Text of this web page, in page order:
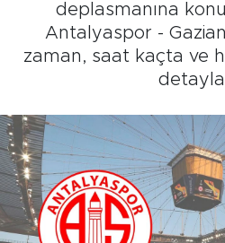
deplasmanına
Antalyaspor -
zaman, saat kaçta ve